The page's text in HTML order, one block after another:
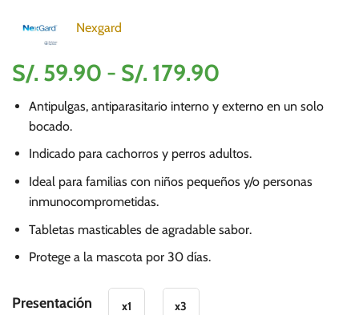
Nexgard
S/. 59.90 - S/. 179.90
precios:
S/.
59.90
S/.
Antipulgas, antiparasitario interno y externo en un solo
bocado.
Indicado para cachorros y perros adultos.
Ideal para familias con niños pequeños y/o personas
inmunocomprometidas.
Tabletas masticables de agradable sabor.
Protege a la mascota por 30 días.
Presentación x1 x3